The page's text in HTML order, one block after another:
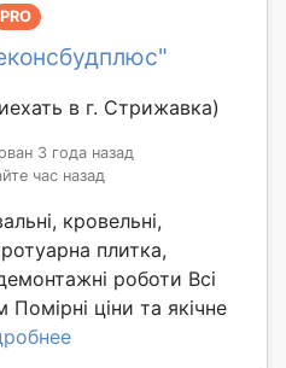
PRO
в г. Стрижавка)
3 года назад
час назад
кровельні,
плитка,
роботи Всі
ціни та якічне